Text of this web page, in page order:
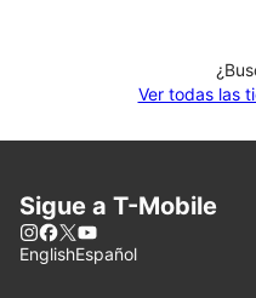
Ver todas las